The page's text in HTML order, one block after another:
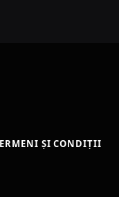
ȘI CONDIȚII